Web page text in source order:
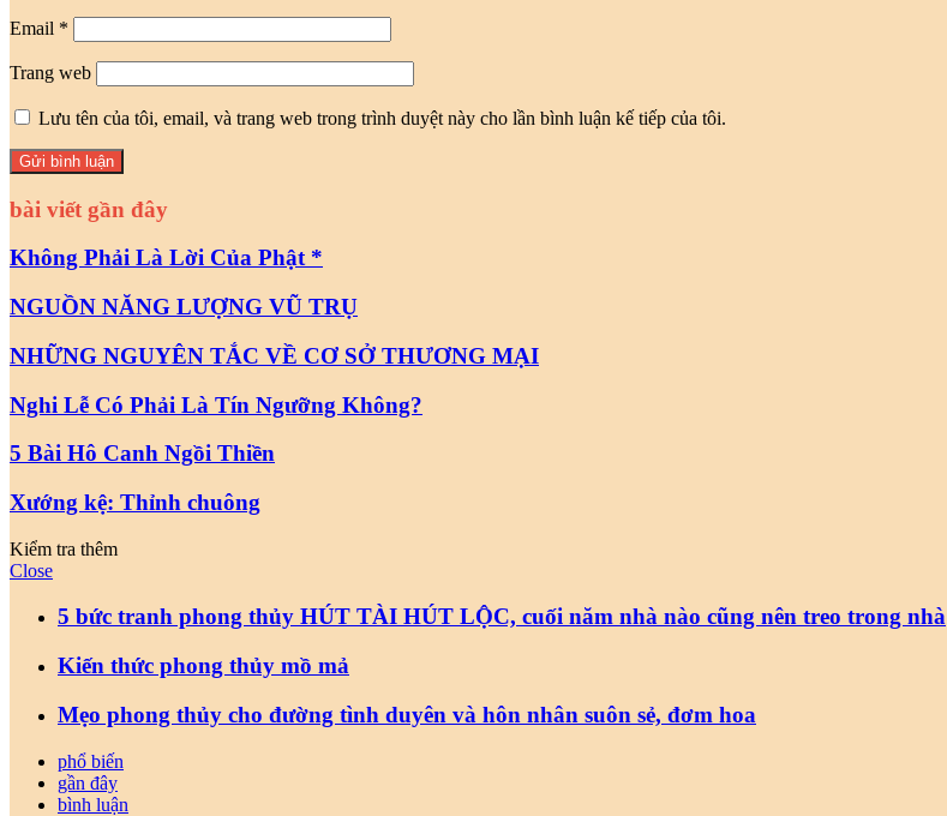
Email *
Trang web
Lưu tên của tôi, email, và trang web trong trình duyệt này cho lần bình luận kế tiếp của tôi.
bài viết gần đây
Không Phải Là Lời Của Phật *
NGUỒN NĂNG LƯỢNG VŨ TRỤ
NHỮNG NGUYÊN TẮC VỀ CƠ SỞ THƯƠNG MẠI
Nghi Lễ Có Phải Là Tín Ngưỡng Không?
5 Bài Hô Canh Ngồi Thiền
Xướng kệ: Thỉnh chuông
Kiểm tra thêm
Close
5 bức tranh phong thủy HÚT TÀI HÚT LỘC, cuối năm nhà nào cũng nên treo trong nhà
Kiến thức phong thủy mồ mả
Mẹo phong thủy cho đường tình duyên và hôn nhân suôn sẻ, đơm hoa
phổ biến
gần đây
bình luận